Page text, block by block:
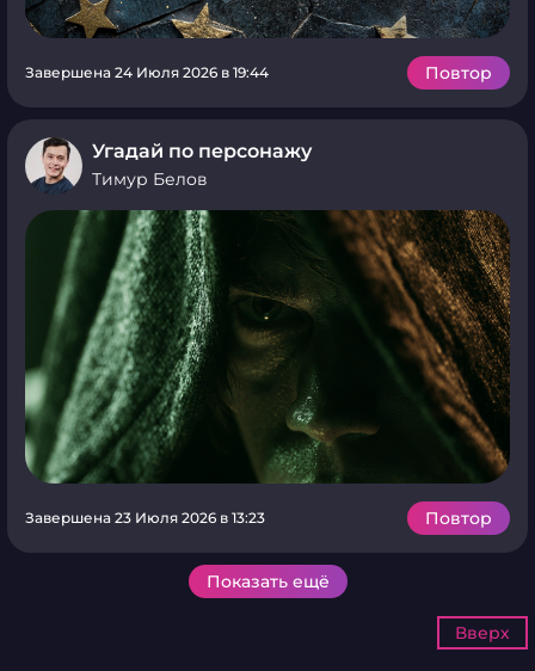
Завершена 24 Июля 2026 в 19:44 Повтор
Угадай по персонажу
Тимур Белов
Завершена 23 Июля 2026 в 13:23 Повтор
Показать ещё
Вверх